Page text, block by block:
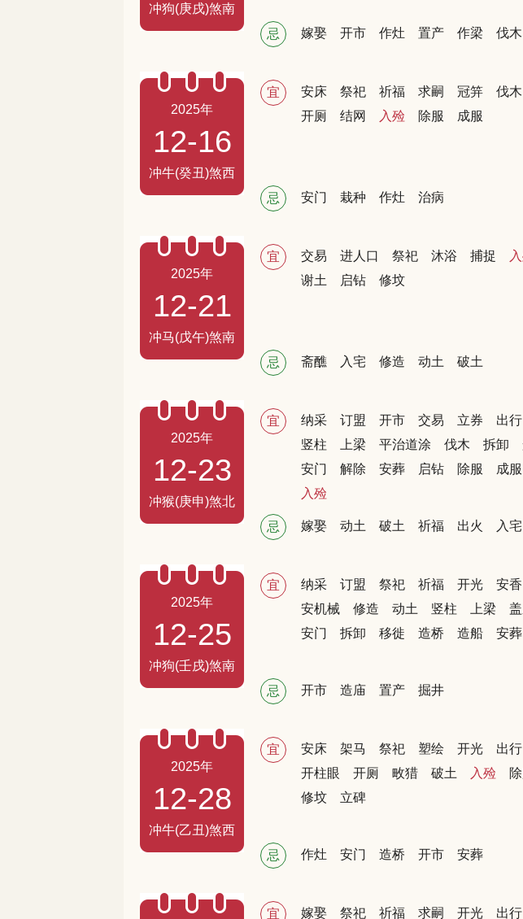
冲狗(庚戌)煞南
忌 嫁娶 开市 作灶 置产 作梁 伐木
2025年
12-16
冲牛(癸丑)煞西
宜 安床 祭祀 祈福 求嗣 冠笄 伐木
开厕
结网 入殓 除服 成服
忌 安门 栽种 作灶 治病
2025年
12-21
冲马(戊午)煞南
宜 交易 进人口 祭祀 沐浴 捕捉
谢土
启钻 修坟
忌 斋醮 入宅 修造 动土 破土
2025年
12-23
冲猴(庚申)煞北
宜 纳采 订盟 开市 交易 立券 出行
竖柱
上梁 平治道涂 伐木 拆卸
安门
解除 安葬 启钻 除服 成服
入殓
忌 嫁娶 动土 破土 祈福 出火 入宅
2025年
12-25
冲狗(壬戌)煞南
宜 纳采 订盟 祭祀 祈福 开光 安香
安机械
修造 动土 竖柱 上梁
安门
拆卸 移徙 造桥 造船 安葬
忌 开市 造庙 置产 掘井
2025年
12-28
冲牛(乙丑)煞西
宜 安床 架马 祭祀 塑绘 开光 出行
开柱眼
开厕 畋猎 破土 入殓
修坟
立碑
忌 作灶 安门 造桥 开市 安葬
宜 嫁娶 祭祀 祈福 求嗣 开光 出行